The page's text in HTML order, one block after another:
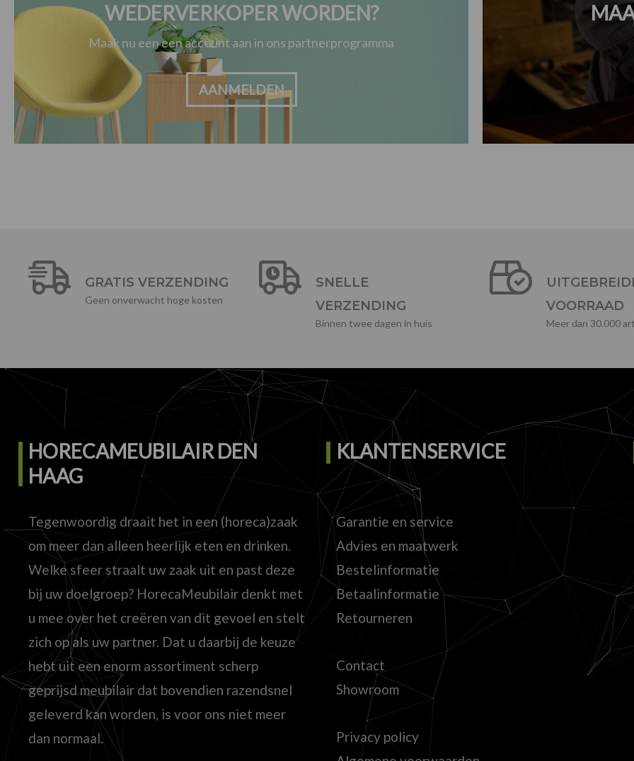
WEDERVERKOPER WORDEN?
Maak nu een een account aan in ons partnerprogramma
AANMELDEN
GRATIS VERZENDING
Geen onverwacht hoge kosten
SNELLE
VERZENDING
Binnen twee dagen in huis
VOORRAAD
Meer dan 30.000
HORECAMEUBILAIR DEN
HAAG
Tegenwoordig draait het in een (horeca)zaak
om meer dan alleen heerlijk eten en drinken.
Welke sfeer straalt uw zaak uit en past deze
bij uw doelgroep? HorecaMeubilair denkt met
u mee over het creëren van dit gevoel en stelt
zich op als uw partner. Dat u daarbij de keuze
hebt uit een enorm assortiment scherp
geprijsd meubilair dat bovendien razendsnel
geleverd kan worden, is voor ons niet meer
dan normaal.
KLANTENSERVICE
Garantie en service
Advies en maatwerk
Bestelinformatie
Betaalinformatie
Retourneren
Contact
Showroom
Privacy policy